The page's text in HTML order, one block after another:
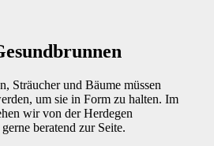
Sträucher und Bäume müssen
um sie in Form zu halten. Im
wir von der Herdegen
beratend zur Seite.